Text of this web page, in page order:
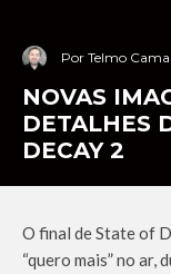
Por Telmo
NOVAS
DETALHES
DECAY 2
O final de State of
“quero mais” no